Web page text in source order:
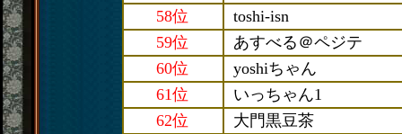
58位
toshi-isn
59位
あすべる＠ペジテ
60位
yoshiちゃん
61位
いっちゃん1
62位
大門黒豆茶